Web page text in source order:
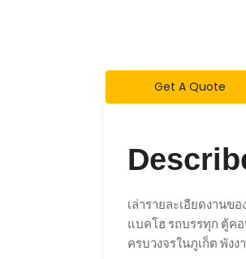
Get A Quote
เล่ารายละเอียดงานข
แบคโฮ รถบรรทุก ตู้ค
ครบวงจรในภูเก็ต พังง